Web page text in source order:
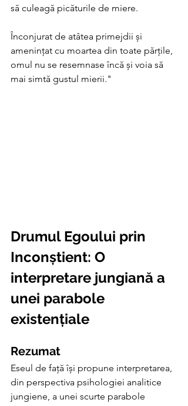
să culeagă picăturile de miere.
Înconjurat de atâtea primejdii și
amenințat cu moartea din toate părțile,
omul nu se resemnase încă și voia să
mai simtă gustul mierii."
Drumul Egoului prin
Inconștient: O
interpretare jungiană a
unei parabole
existențiale
Rezumat
Eseul de față își propune interpretarea,
din perspectiva psihologiei analitice
jungiene, a unei scurte parabole